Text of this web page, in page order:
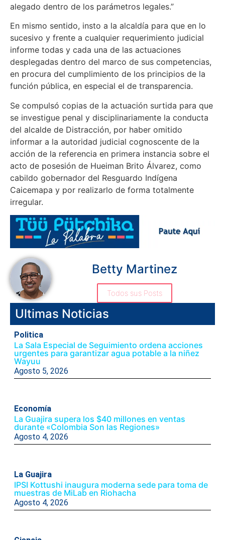
alegado dentro de los parámetros legales.”
En mismo sentido, insto a la alcaldía para que en lo
sucesivo y frente a cualquier requerimiento judicial
informe todas y cada una de las actuaciones
desplegadas dentro del marco de sus competencias,
en procura del cumplimiento de los principios de la
función pública, en especial el de transparencia.
Se compulsó copias de la actuación surtida para que
se investigue penal y disciplinariamente la conducta
del alcalde de Distracción, por haber omitido
informar a la autoridad judicial cognoscente de la
acción de la referencia en primera instancia sobre el
acto de posesión de Hueiman Brito Álvarez, como
cabildo gobernador del Resguardo Indígena
Caicemapa y por realizarlo de forma totalmente
irregular.
Betty Martinez
Todos sus Posts
Ultimas Noticias
Politica
La Sala Especial de Seguimiento ordena acciones
urgentes para garantizar agua potable a la niñez
Wayuu
Agosto 5, 2026
Economía
La Guajira supera los $40 millones en ventas
durante «Colombia Son las Regiones»
Agosto 4, 2026
La Guajira
IPSI Kottushi inaugura moderna sede para toma de
muestras de MiLab en Riohacha
Agosto 4, 2026